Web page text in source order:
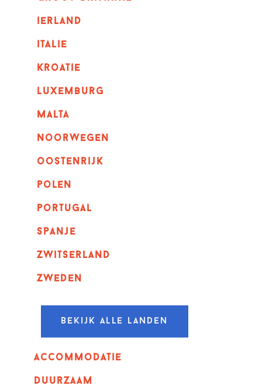
ierland
italie
kroatie
luxemburg
malta
noorwegen
oostenrijk
polen
portugal
spanje
zwitserland
zweden
Bekijk alle landen
Accommodatie
Duurzaam